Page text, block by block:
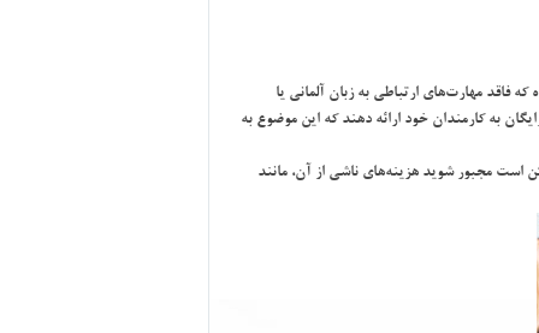
فاقد مهارت‌هاي ارتباطي به زبان آلماني يا
به كارمندان خود ارائه دهند كه اين موضوع به
است مجبور شويد هزينه‌هاي ناشي از آن، مانند